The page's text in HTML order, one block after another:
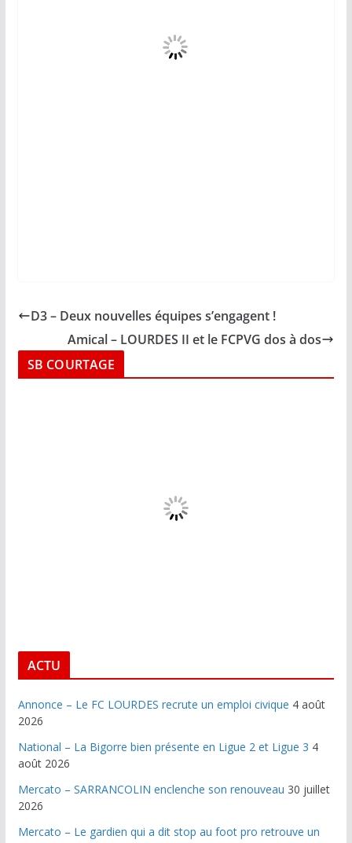
D3 – Deux nouvelles équipes s’engagent !
Amical – LOURDES II et le FCPVG dos à dos
SB COURTAGE
ACTU
Annonce – Le FC LOURDES recrute un emploi civique 4 août
2026
National – La Bigorre bien présente en Ligue 2 et Ligue 3 4
août 2026
Mercato – SARRANCOLIN enclenche son renouveau 30 juillet
2026
Mercato – Le gardien qui a dit stop au foot pro retrouve un